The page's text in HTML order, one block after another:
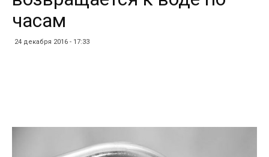
часам
24 декабря 2016 - 17:33